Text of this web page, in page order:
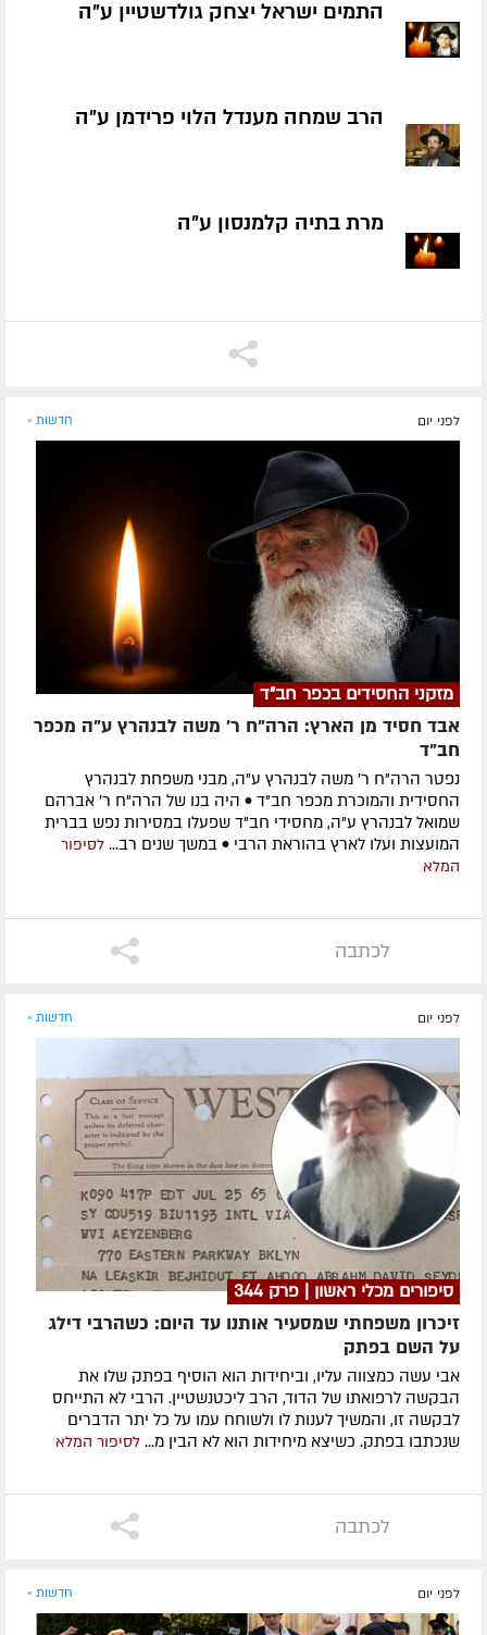
התמים ישראל יצחק גולדשטיין ע״ה
הרב שמחה מענדל הלוי פרידמן ע״ה
מרת בתיה קלמנסון ע״ה
לפני יום חדשות »
מזקני החסידים בכפר חב"ד
אבד חסיד מן הארץ: הרה"ח ר' משה לבנהרץ ע"ה מכפר
חב"ד
נפטר הרה"ח ר' משה לבנהרץ ע"ה, מבני משפחת לבנהרץ
החסידית והמוכרת מכפר חב"ד • היה בנו של הרה"ח ר' אברהם
שמואל לבנהרץ ע"ה, מחסידי חב"ד שפעלו במסירות נפש בברית
המועצות ועלו לארץ בהוראת הרבי • במשך שנים רב... לסיפור
המלא
לכתבה
לפני יום חדשות »
סיפורים מכלי ראשון | פרק 344
זיכרון משפחתי שמסעיר אותנו עד היום: כשהרבי דילג
על השם בפתק
אבי עשה כמצווה עליו, וביחידות הוא הוסיף בפתק שלו את
הבקשה לרפואתו של הדוד, הרב ליכטנשטיין. הרבי לא התייחס
לבקשה זו, והמשיך לענות לו ולשוחח עמו על כל יתר הדברים
שנכתבו בפתק. כשיצא מיחידות הוא לא הבין מ... לסיפור המלא
לכתבה
לפני יום חדשות »